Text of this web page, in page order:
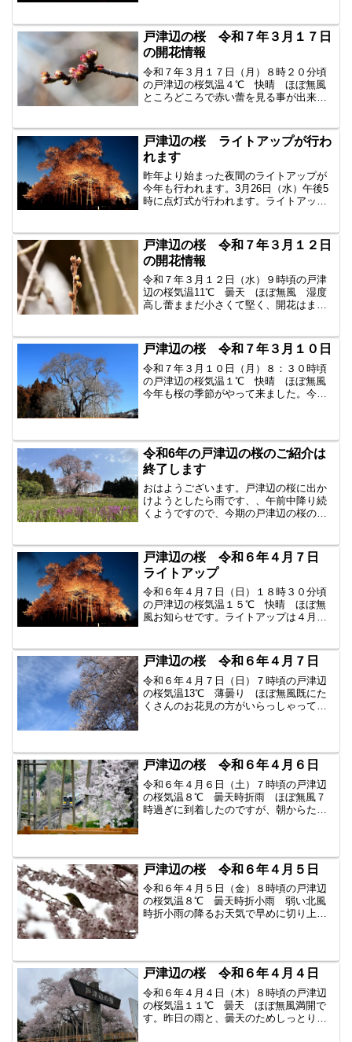
われます。過去の戸津辺の桜はこちらか
ら2025年...
戸津辺の桜 令和７年３月１７日
の開花情報
令和７年３月１７日（月）８時２０分頃
の戸津辺の桜気温４℃ 快晴 ほぼ無風
ところどころで赤い蕾を見る事が出来る
戸津辺の桜 ライトアップが行わ
れます
昨年より始まった夜間のライトアップが
今年も行われます。3月26日（水）午後5
時に点灯式が行われます。ライトアップ
す。過去の戸津辺の桜はこちらから詳し
くは矢祭町役場...
戸津辺の桜 令和７年３月１２日
の開花情報
令和７年３月１２日（水）９時頃の戸津
辺の桜気温11℃ 曇天 ほぼ無風 湿度
高し蕾ままだ小さくて堅く、開花はまだ
戸津辺の桜 令和７年３月１０日
令和７年３月１０日（月）８：３０時頃
の戸津辺の桜気温１℃ 快晴 ほぼ無風
今年も桜の季節がやって来ました。今日
す。福島県東白川郡矢祭町...
令和6年の戸津辺の桜のご紹介は
終了します
おはようございます。戸津辺の桜に出か
けようとしたら雨です、、午前中降り続
くようですので、今期の戸津辺の桜のご
われました。関係者の皆さんに感謝申し
上げます。戸津辺の桜のご...
戸津辺の桜 令和６年４月７日
ライトアップ
令和６年４月７日（日）１８時３０分頃
の戸津辺の桜気温１５℃ 快晴 ほぼ無
風お知らせです。ライトアップは４月１
っていました。小さなお子さん連れのご
家族多数。大風が吹かないの...
戸津辺の桜 令和６年４月７日
令和６年４月７日（日）７時頃の戸津辺
の桜気温13℃ 薄曇り ほぼ無風既にた
くさんのお花見の方がいらっしゃってい
ろそろ散り始めるようです...
戸津辺の桜 令和６年４月６日
令和６年４月６日（土）７時頃の戸津辺
の桜気温８℃ 曇天時折雨 ほぼ無風７
時過ぎに到着したのですが、朝からたく
でてください。桜の花はだ...
戸津辺の桜 令和６年４月５日
令和６年４月５日（金）８時頃の戸津辺
の桜気温８℃ 曇天時折小雨 弱い北風
時折小雨の降るお天気で早めに切り上げ
ばんでいました。メジロで...
戸津辺の桜 令和６年４月４日
令和６年４月４日（木）８時頃の戸津辺
の桜気温１１℃ 曇天 ほぼ無風満開で
す。昨日の雨と、曇天のためしっとりと